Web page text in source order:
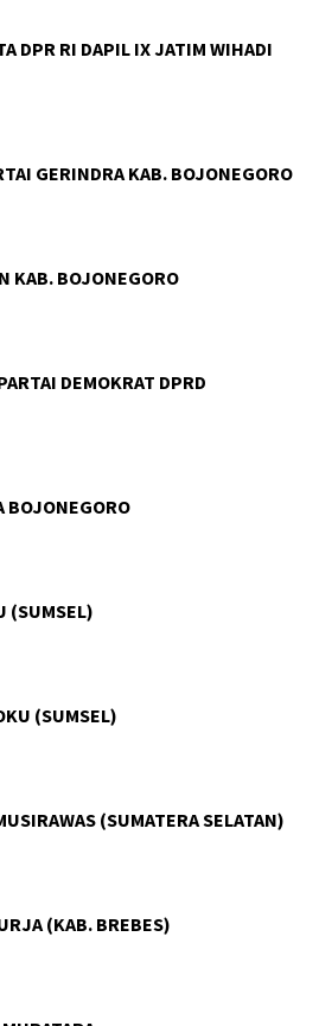
DPR RI DAPIL IX JATIM WIHADI
GERINDRA KAB. BOJONEGORO
KAB. BOJONEGORO
DEMOKRAT DPRD
BOJONEGORO
(SUMSEL)
(SUMSEL)
(SUMATERA SELATAN)
(KAB. BREBES)